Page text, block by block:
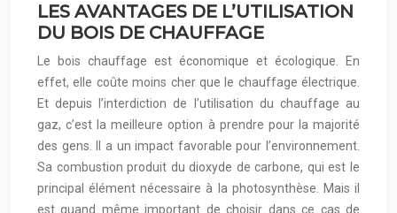
LES AVANTAGES DE L’UTILISATION
DU BOIS DE CHAUFFAGE
Le bois chauffage est économique et écologique. En
effet, elle coûte moins cher que le chauffage électrique.
Et depuis l’interdiction de l’utilisation du chauffage au
gaz, c’est la meilleure option à prendre pour la majorité
des gens. Il a un impact favorable pour l’environnement.
Sa combustion produit du dioxyde de carbone, qui est le
principal élément nécessaire à la photosynthèse. Mais il
est quand même important de choisir dans ce cas de